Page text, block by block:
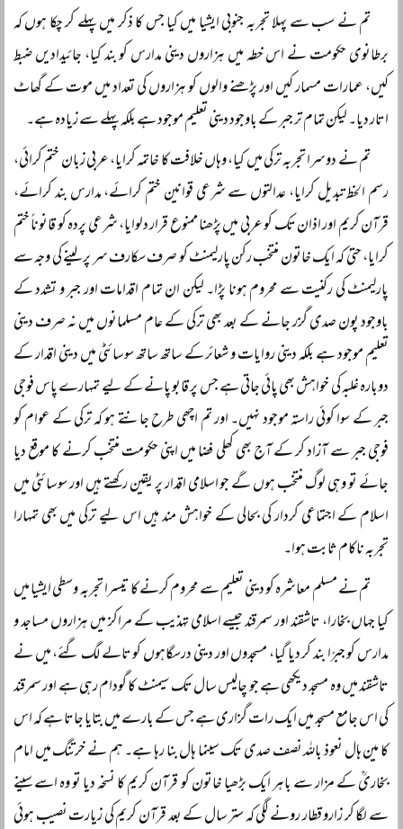
تم نے سب سے پہلا تجربہ جنوبی ایشیا میں کیا جس کا ذکر میں پہلے کر چکا ہوں کہ
برطانوی حکومت نے اس خطہ میں ہزاروں دینی مدارس کو بند کیا، جائیدادیں ضبط
کیں، عمارات مسمار کیں اور پڑھنے والوں کو ہزاروں کی تعداد میں موت کے گھاٹ
اتار دیا۔ لیکن تمام تر جبر کے باوجود دینی تعلیم موجود ہے بلکہ پہلے سے زیادہ ہے۔
تم نے دوسرا تجربہ ترکی میں کیا، وہاں خلافت کا خاتمہ کرایا، عربی زبان ختم کرائی،
رسم الخط تبدیل کرایا، عدالتوں سے شرعی قوانین ختم کرائے، مدارس بند کرائے،
قرآن کریم اور اذان تک کو عربی میں پڑھنا ممنوع قرار دلوایا، شرعی پردہ کو قانوناً ختم
کرایا، حتیٰ کہ ایک خاتون منتخب رکن پارلیمنٹ کو صرف سکارف سر پر لینے کی وجہ سے
پارلیمنٹ کی رکنیت سے محروم ہونا پڑا۔ لیکن ان تمام اقدامات اور جبر و تشدد کے
باوجود پون صدی گزر جانے کے بعد بھی ترکی کے عام مسلمانوں میں نہ صرف دینی
تعلیم موجود ہے بلکہ دینی روایات و شعائر کے ساتھ ساتھ سوسائٹی میں دینی اقدار کے
دوبارہ غلبہ کی خواہش بھی پائی جاتی ہے جس پر قابو پانے کے لیے تمہارے پاس فوجی
جبر کے سوا کوئی راستہ موجود نہیں۔ اور تم اچھی طرح جانتے ہو کہ ترکی کے عوام کو
فوجی جبر سے آزاد کر کے آج بھی کھلی فضا میں اپنی حکومت منتخب کرنے کا موقع دیا
جائے تو وہی لوگ منتخب ہوں گے جو اسلامی اقدار پر یقین رکھتے ہیں اور سوسائٹی میں
اسلام کے اجتماعی کردار کی بحالی کے خواہش مند ہیں اس لیے ترکی میں بھی تمہارا
تجربہ ناکام ثابت ہوا۔
تم نے مسلم معاشرہ کو دینی تعلیم سے محروم کرنے کا تیسرا تجربہ وسطی ایشیا میں
کیا جہاں بخارا، تاشقند اور سمرقند جیسے اسلامی تہذیب کے مراکز میں ہزاروں مساجد و
مدارس کو جبرًا بند کر دیا گیا، مسجدوں اور دینی درسگاہوں کو تالے لگ گئے، میں نے
تاشقند میں وہ مسجد دیکھی ہے جو چالیس سال تک سیمنٹ کا گودام رہی ہے اور سمرقند
کی اس جامع مسجد میں ایک رات گزاری ہے جس کے بارے میں بتایا جاتا ہے کہ اس
کا مین ہال نعوذ باللہ نصف صدی تک سینما ہال بنا رہا ہے۔ ہم نے خرتنگ میں امام
بخاریؒ کے مزار سے باہر ایک بڑھیا خاتون کو قرآن کریم کا نسخہ دیا تو وہ اسے سینے
سے لگا کر زارو قطار رونے لگی کہ ستر سال کے بعد قرآن کریم کی زیارت نصیب ہوئی